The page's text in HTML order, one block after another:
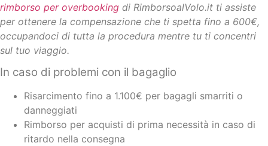
rimborso per overbooking di RimborsoalVolo.it ti assiste
per ottenere la compensazione che ti spetta fino a 600€,
occupandoci di tutta la procedura mentre tu ti concentri
sul tuo viaggio.
In caso di problemi con il bagaglio
Risarcimento fino a 1.100€ per bagagli smarriti o
danneggiati
Rimborso per acquisti di prima necessità in caso di
ritardo nella consegna